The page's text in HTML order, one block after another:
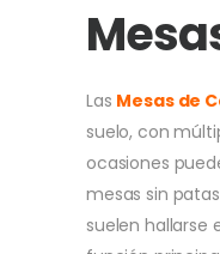
Las Mesas de
suelo, con
ocasiones
mesas sin
suelen hallarse